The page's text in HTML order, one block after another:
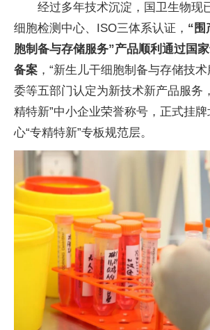
经过多年技术沉淀，国卫生物现
细胞检测中心、ISO三体系认证， “围
胞制备与存储服务”产品顺利通过国
备案 ，“新生儿干细胞制备与存储技
委等五部门认定为新技术新产品服务
精特新”中小企业荣誉称号，正式挂
心“专精特新”专板规范层。